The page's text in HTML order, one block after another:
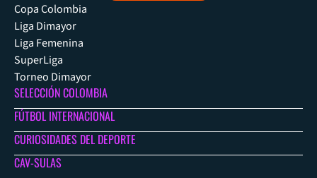
Copa Colombia
Liga Dimayor
Liga Femenina
SuperLiga
Torneo Dimayor
SELECCIÓN COLOMBIA
FÚTBOL INTERNACIONAL
CURIOSIDADES DEL DEPORTE
CAV-SULAS